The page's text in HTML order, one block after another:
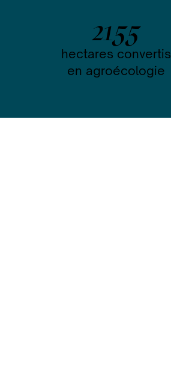
2155
hectares convertis
en agroécologie